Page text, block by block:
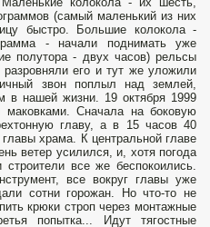
(самый маленький из них
быстро. Большие колокола -
- начали поднимать уже
полутора - двух часов) рельсы
разровняли его и тут же уложили
звон поплыл над землей,
в нашей жизни. 19 октября 1999
маковками. Сначала на боковую
главу, а в 15 часов 40
храма. К центральной главе
ветер усилился, и, хотя погода
строители все же беспокоились.
все вокруг главы уже
сотни горожан. Но что-то не
крюки строп через монтажные
попытка... Идут тягостные